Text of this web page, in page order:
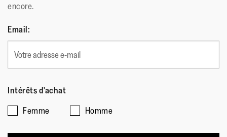
encore.
Email:
Intérêts d'achat
Femme
Homme